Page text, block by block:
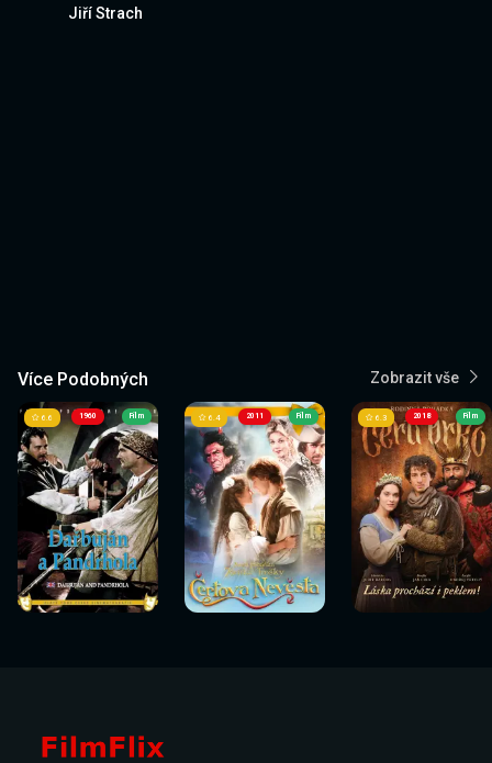
Jiří Strach
Více Podobných Zobrazit vše
1960
Sledovat
nyní
6.6 Film
Sledovat
nyní
2011
Sledovat
nyní
6.4 Film
Sledovat
nyní
2018
Sledovat
nyní
6.3 Film
Sledovat
nyní